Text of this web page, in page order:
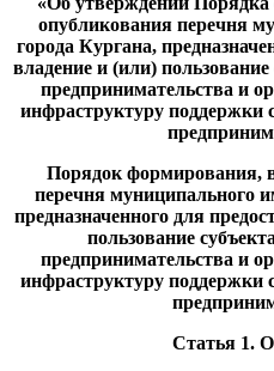
опубликования перечня
города Кургана,
владение и (или)
предпринимательства и
инфраструктуру поддержки
Порядокформирования,
перечня муниципального
предназначенного для
пользование
предпринимательства и
инфраструктуру поддержки
Статья 1.